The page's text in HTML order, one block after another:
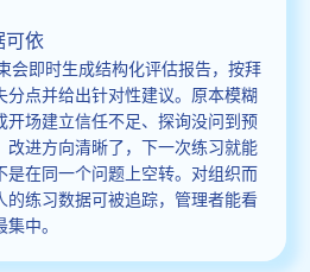
可依
会即时生成结构化评估报告，按拜
分点并给出针对性建议。原本模糊
开场建立信任不足、探询没问到预
改进方向清晰了，下一次练习就能
是在同一个问题上空转。对组织而
的练习数据可被追踪，管理者能看
中。